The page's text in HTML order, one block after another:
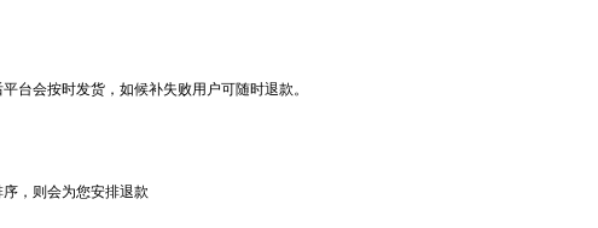
台会按时发货，如候补失败用户可随时退款。
，则会为您安排退款